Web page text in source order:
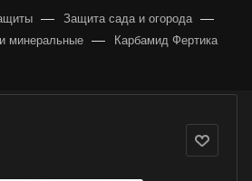
— Защита сада и огорода —
минеральные — Карбамид Фертика